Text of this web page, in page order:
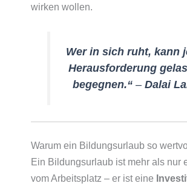
wirken wollen.
Wer in sich ruht, kann
Herausforderung
begegnen.“– Dalai
Warum ein Bildungsurlaub so
Ein Bildungsurlaub ist mehr als nur
vom Arbeitsplatz – er ist eine